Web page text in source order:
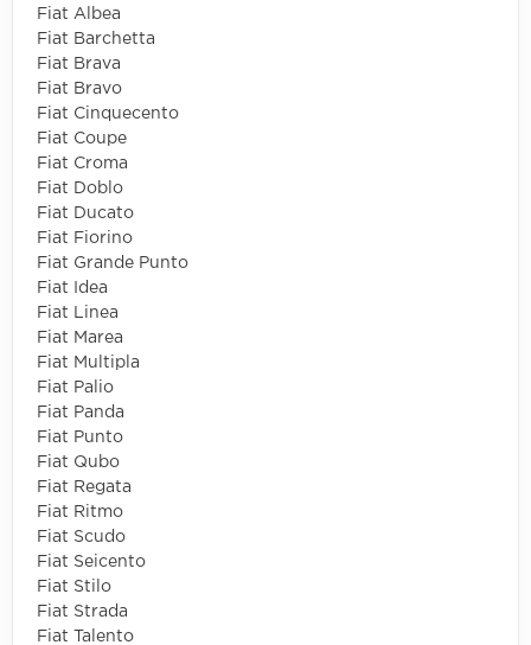
Fiat Albea
Fiat Barchetta
Fiat Brava
Fiat Bravo
Fiat Cinquecento
Fiat Coupe
Fiat Croma
Fiat Doblo
Fiat Ducato
Fiat Fiorino
Fiat Grande Punto
Fiat Idea
Fiat Linea
Fiat Marea
Fiat Multipla
Fiat Palio
Fiat Panda
Fiat Punto
Fiat Qubo
Fiat Regata
Fiat Ritmo
Fiat Scudo
Fiat Seicento
Fiat Stilo
Fiat Strada
Fiat Talento